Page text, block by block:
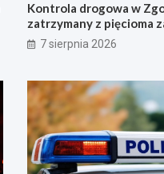
Kontrola drogowa w
zatrzymany z pięcioma
ucieczki
7 sierpnia 2026